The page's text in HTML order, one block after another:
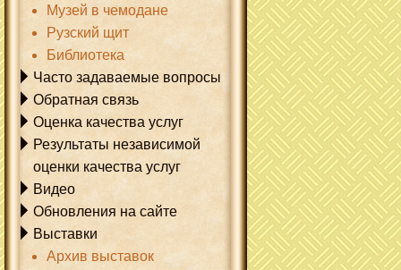
Музей в чемодане
Рузский щит
Библиотека
Часто задаваемые вопросы
Обратная связь
Оценка качества услуг
Результаты независимой
оценки качества услуг
Видео
Обновления на сайте
Выставки
Архив выставок